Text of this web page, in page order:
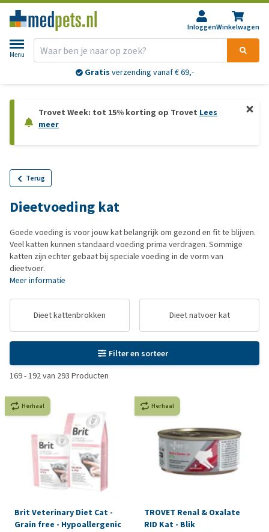
InloggenWinkelwagen
Menu
Gratis verzending vanaf € 69,-
Trovet Week: tot 15% korting op Trovet Lees
meer
Terug
Dieetvoeding kat
Goede voeding is voor jouw kat belangrijk om gezond en fit te blijven.
Veel katten kunnen standaard voeding prima verdragen. Sommige
katten zijn echter gebaat bij speciale voeding in de vorm van
dieetvoer.
Meer informatie
Dieet kattenbrokken Dieet natvoer kat
Filter en sorteer
169-192van 293 Producten
Herhaal
Brit Veterinary Diet Cat -
Grain free - Hypoallergenic
Herhaal
TROVET Renal & Oxalate
RID Kat - Blik